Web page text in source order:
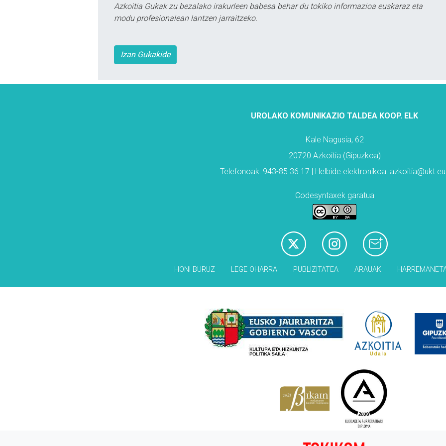
Azkoitia Gukak zu bezalako irakurleen babesa behar du tokiko informazioa euskaraz eta
modu profesionalean lantzen jarraitzeko.
Izan Gukakide
UROLAKO KOMUNIKAZIO TALDEA KOOP. ELK
Kale Nagusia, 62
20720 Azkoitia (Gipuzkoa)
Telefonoak: 943-85 36 17 | Helbide elektronikoa:
Codesyntaxek garatua
HONI BURUZ LEGE OHARRA PUBLIZITATEA ARAUAK